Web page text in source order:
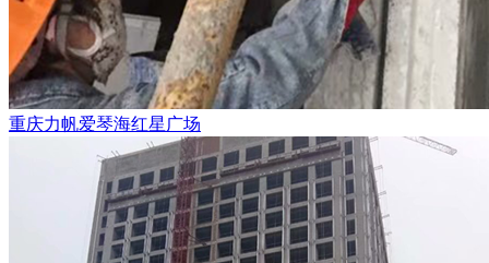
重庆力帆爱琴海红星广场